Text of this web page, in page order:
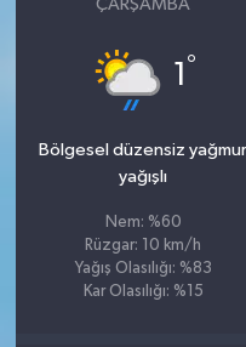
ÇARŞAMBA
1 °
Bölgesel düzensiz yağmur
yağışlı
Nem: %60
Rüzgar: 10 km/h
Yağış Olasılığı: %83
Kar Olasılığı: %15